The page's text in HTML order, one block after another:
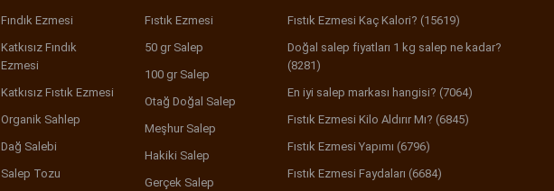
Fındık Ezmesi
Katkısız Fındık
Ezmesi
Katkısız Fıstık Ezmesi
Organik Sahlep
Dağ Salebi
Salep Tozu
Fıstık Ezmesi
50 gr Salep
100 gr Salep
Otağ Doğal Salep
Meşhur Salep
Hakiki Salep
Gerçek Salep
Fıstık Ezmesi Kaç Kalori? (15619)
Doğal salep fiyatları 1 kg salep ne kadar?
(8281)
En iyi salep markası hangisi? (7064)
Fıstık Ezmesi Kilo Aldırır Mı? (6845)
Fıstık Ezmesi Yapımı (6796)
Fıstık Ezmesi Faydaları (6684)